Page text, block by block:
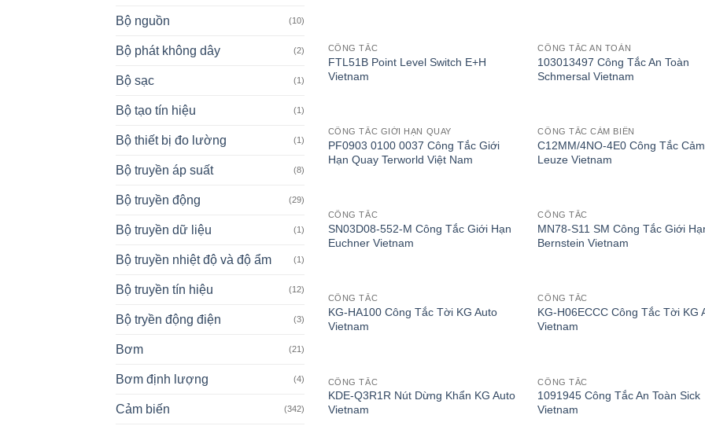
Bộ nguồn (10)
Bộ phát không dây (2)
Bộ sạc (1)
Bộ tạo tín hiệu (1)
Bộ thiết bị đo lường (1)
Bộ truyền áp suất (8)
Bộ truyền động (29)
Bộ truyền dữ liệu (1)
Bộ truyền nhiệt độ và độ ẩm (1)
Bộ truyền tín hiệu (12)
Bộ tryền động điện (3)
Bơm (21)
Bơm định lượng (4)
Cảm biến (342)
CÔNG TẮC
FTL51B Point Level Switch E+H
Vietnam
CÔNG TẮC AN TOÀN
103013497 Công Tắc An Toàn
Schmersal Vietnam
CÔNG TẮC GIỚI HẠN QUAY
PF0903 0100 0037 Công Tắc Giới
Hạn Quay Terworld Việt Nam
CÔNG TẮC CẢM BIẾN
C12MM/4NO-4E0 Công Tắc
Leuze Vietnam
CÔNG TẮC
SN03D08-552-M Công Tắc Giới Hạn
Euchner Vietnam
CÔNG TẮC
MN78-S11 SM Công Tắc Giới
Bernstein Vietnam
CÔNG TẮC
KG-HA100 Công Tắc Tời KG Auto
Vietnam
CÔNG TẮC
KG-H06ECCC Công Tắc Tời KG
Vietnam
CÔNG TẮC
KDE-Q3R1R Nút Dừng Khẩn KG Auto
Vietnam
CÔNG TẮC
1091945 Công Tắc An Toàn Sick
Vietnam